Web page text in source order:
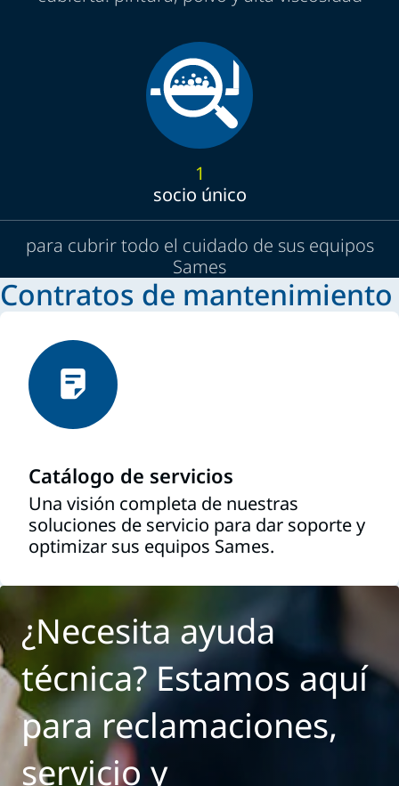
1
socio único
para cubrir todo el cuidado de sus equipos
Sames
Contratos de mantenimiento
Catálogo de servicios
Una visión completa de nuestras
soluciones de servicio para dar soporte y
optimizar sus equipos Sames.
¿Necesita ayuda
técnica? Estamos aquí
para reclamaciones,
servicio y